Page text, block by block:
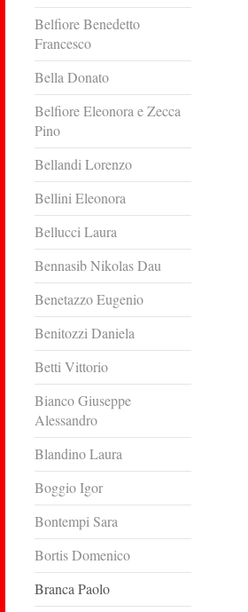
Belfiore Benedetto
Francesco
Bella Donato
Belfiore Eleonora e Zecca
Pino
Bellandi Lorenzo
Bellini Eleonora
Bellucci Laura
Bennasib Nikolas Dau
Benetazzo Eugenio
Benitozzi Daniela
Betti Vittorio
Bianco Giuseppe
Alessandro
Blandino Laura
Boggio Igor
Bontempi Sara
Bortis Domenico
Branca Paolo